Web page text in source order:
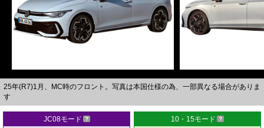
25年(R7)1月、MC時のフロント。写真は本国仕様の為、一部異なる場合がありま
す
JC08モード 10・15モード